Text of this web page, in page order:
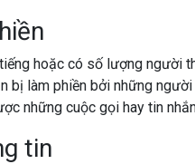
hoặc có số lượng người
bị làm phiền bởi những
những cuộc gọi hay tin
tin